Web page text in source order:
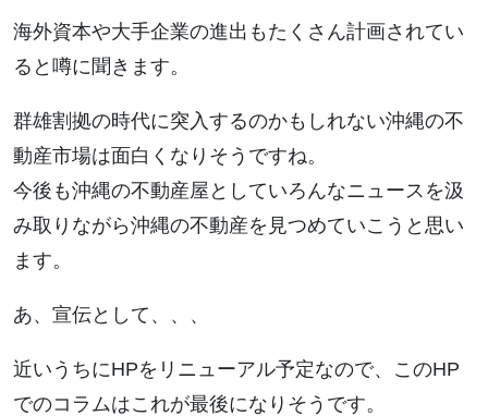
海外資本や大手企業の進出もたくさん計画されてい
ると噂に聞きます。
群雄割拠の時代に突入するのかもしれない沖縄の不
動産市場は面白くなりそうですね。
今後も沖縄の不動産屋としていろんなニュースを汲
み取りながら沖縄の不動産を見つめていこうと思い
ます。
あ、宣伝として、、、
近いうちにHPをリニューアル予定なので、このHP
でのコラムはこれが最後になりそうです。